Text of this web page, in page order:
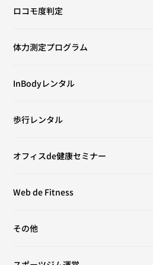
ロコモ度判定
体力測定プログラム
InBodyレンタル
歩行レンタル
オフィスde健康セミナー
Web de Fitness
その他